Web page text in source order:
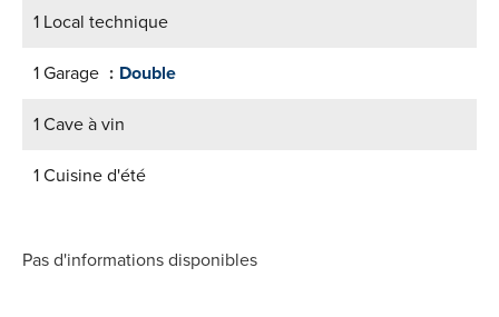
1 Local technique
1 Garage Double
1 Cave à vin
1 Cuisine d'été
Pas d'informations disponibles